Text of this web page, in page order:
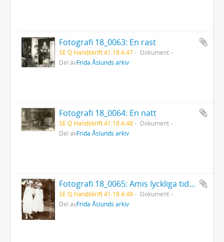
Fotografi 18_0063: En rast
SE Q Handskrift 41:18:4:47
Dokument
Del avFrida Åslunds arkiv
Fotografi 18_0064: En natt
SE Q Handskrift 41:18:4:48
Dokument
Del avFrida Åslunds arkiv
Fotografi 18_0065: Amis lyckliga tid i Bjursås prostgård
SE Q Handskrift 41:18:4:49
Dokument
Del avFrida Åslunds arkiv